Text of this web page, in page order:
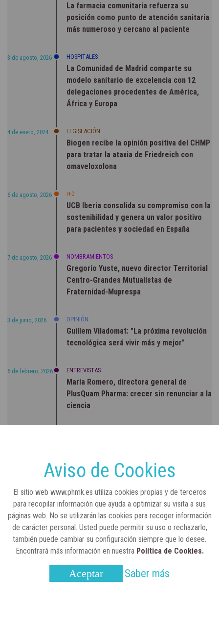
La farmacia comunitaria refuerza su
posición como punto de atención sanitaria
más numeroso y cercano al paciente
3 de agosto, 2026 HOSPITALES
La Comunidad de Madrid comparte su
modelo sanitario de excelencia con 12
delegaciones procedentes de América,
África y Europa
4 de enero, 2024 LEGISLACIÓN
Biogen recibe la opinión positiva del CHMP
para tratar la ataxia de Friedreich con
omaveloxolona
6 de agosto, 2026 I+D
UCB Iberia consolida su compromiso con la
sostenibilidad y genera un valor positivo
para pacientes y sociedad en España
7 de agosto, 2026 NOMBRAMIENTOS
Gregorio Yuste, nuevo director Territorial
Centro-Grandes Mutualistas de
Fraternidad-Muprespa
3 de junio, 2026 OPINIÓN
Guillem Viladomat: "La próxima revolución
tecnológica será vivir más y mejor"
5 de febrero, 2026 ENTREVISTAS
María Romero, directora general de
PlusQuam Pharma: crecer sin renunciar a la
ciencia
Lilly impulsa "Razones de Peso" para
visibilizar la obesidad
25 de marzo, 2023 ENTRE BASTIDORES
Real Academia Nacional de Farmacia: un
la sociedad actual
Aviso de Cookies
El sitio web www.phmk.es utiliza cookies propias y de terceros
para recopilar información que ayuda a optimizar su visita a sus
páginas web. No se utilizarán las cookies para recoger información
de carácter personal. Usted puede permitir su uso o rechazarlo,
también puede cambiar su configuración siempre que lo desee.
Encontrará más información en nuestra Política de Cookies.
Aceptar Saber más